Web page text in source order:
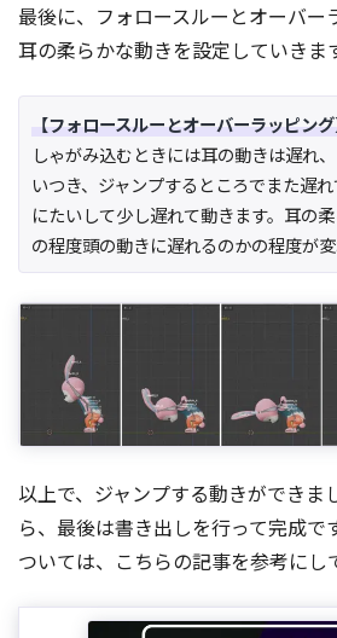
最後に、フォロースルーとオーバー
耳の柔らかな動きを設定していきま
【フォロースルーとオーバーラッピング
しゃがみ込むときには耳の動きは遅れ
いつき、ジャンプするところでまた遅
にたいして少し遅れて動きます。耳の
の程度頭の動きに遅れるのかの程度が変
以上で、ジャンプする動きができま
ら、最後は書き出しを行って完成で
ついては、こちらの記事を参考にし